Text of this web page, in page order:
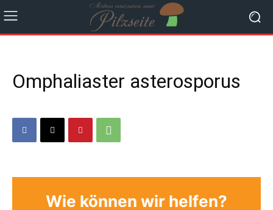
Omphaliaster asterosporus
Wie können wir helfen?